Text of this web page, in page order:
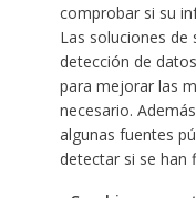
comprobar si su
Las soluciones de
detección de
para mejorar las
necesario.
algunas fuentes
detectar si se han